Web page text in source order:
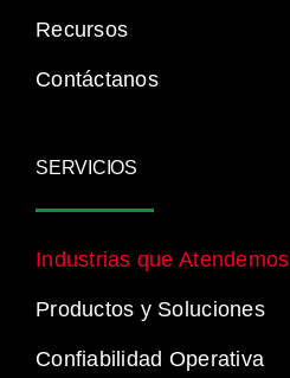
Recursos
Contáctanos
SERVICIOS
Industrias que Atendemos
Productos y Soluciones
Confiabilidad Operativa